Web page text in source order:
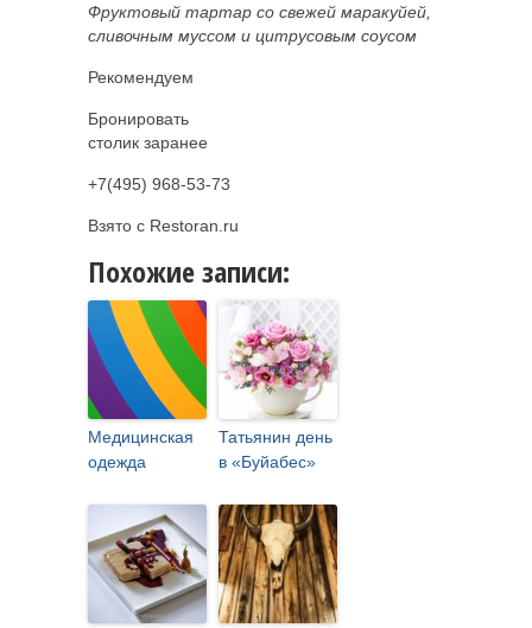
Фруктовый тартар со свежей маракуйей,
сливочным муссом и цитрусовым соусом
Рекомендуем
Бронировать
столик заранее
+7(495) 968-53-73
Взято с Restoran.ru
Похожие записи:
Медицинская
одежда
Татьянин день
в «Буйабес»